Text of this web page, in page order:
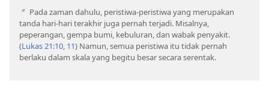
b Pada zaman dahulu, peristiwa-peristiwa yang merupakan
tanda hari-hari terakhir juga pernah terjadi. Misalnya,
peperangan, gempa bumi, kebuluran, dan wabak penyakit.
(Lukas 21:10, 11) Namun, semua peristiwa itu tidak pernah
berlaku dalam skala yang begitu besar secara serentak.